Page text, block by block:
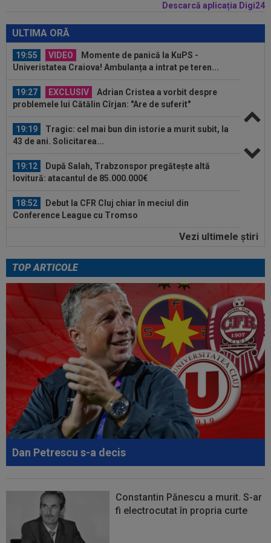
Descarcă aplicația Digi24
ULTIMA ORĂ
DGS 2 | Dahlqvist a majorat diferența! Dezastru în Gruia
19:55 VIDEO
Momente de panică la KuPS -
Univeristatea Craiova! Ambulanța a intrat pe teren...
19:27 EXCLUSIV
Adrian Cristea a vorbit despre
problemele lui Cătălin Cîrjan: "Are de suferit"
19:19
Tragic: cel mai bun din istorie a murit subit, la
43 de ani. Solicitarea...
19:12
După Salah, Trabzonspor pregătește altă
lovitură: atacantul de 85.000.000€
18:52
Debut la CFR Cluj chiar în meciul din
Conference League cu Tromso
Gigi Becali nu mai stă la discuții
20:00 EXCLUSIV
Pițurcă a răbufnit după ce FCSB a
anunțat că l-a transferat pe ”cel mai bun...
LIVE VIDEO&TEXT
CFR Cluj - Tromso 0-3,
DGS 2 | Dahlqvist a majorat diferența! Dezastru în Gruia
19:55
Momente de panică la KuPS -
Univeristatea Craiova! Ambulanța a intrat pe teren...
19:27 EXCLUSIV
Adrian Cristea a vorbit despre
problemele lui Cătălin Cîrjan: "Are de suferit"
19:19
Tragic: cel mai bun din istorie a murit subit, la
43 de ani. Solicitarea...
Vezi ultimele ştiri
TOP ARTICOLE
Dan Petrescu s-a decis
Constantin Pănescu a murit. S-ar
fi electrocutat în propria curte